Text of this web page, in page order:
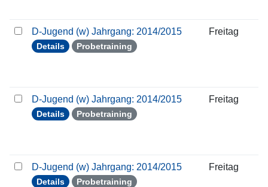
D-Jugend (w) Jahrgang: 2014/2015
Details Probetraining
Freitag
D-Jugend (w) Jahrgang: 2014/2015
Details Probetraining
Freitag
D-Jugend (w) Jahrgang: 2014/2015
Details Probetraining
Freitag